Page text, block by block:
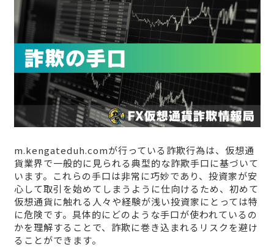
m.kengateduh.comが行っている詐欺行為は、仮想通
貨業界で一般的に見られる典型的な詐欺手口に基づいて
います。これらの手口は非常に巧妙であり、投資家が安
心して取引を始めてしまうように仕向けるため、初めて
仮想通貨に触れる人々や経験が浅い投資家にとっては特
に危険です。具体的にどのような手口が使われているの
かを理解することで、詐欺に巻き込まれるリスクを避け
ることができます。